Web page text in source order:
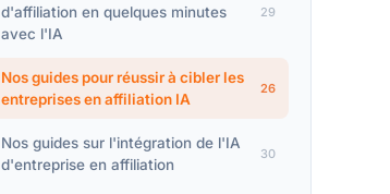
d'affiliation en quelques minutes
avec l'IA
29
Nos guides pour réussir à cibler les
entreprises en affiliation IA
26
Nos guides sur l'intégration de l'IA
d'entreprise en affiliation
30